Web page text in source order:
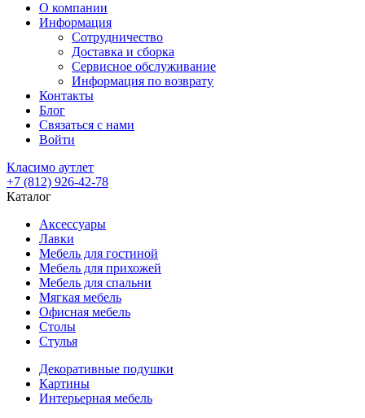
О компании
Информация
Сотрудничество
Доставка и сборка
Сервисное обслуживание
Информация по возврату
Контакты
Блог
Связаться с нами
Войти
Класимо аутлет
+7 (812) 926-42-78
Каталог
Аксессуары
Лавки
Мебель для гостиной
Мебель для прихожей
Мебель для спальни
Мягкая мебель
Офисная мебель
Столы
Стулья
Декоративные подушки
Картины
Интерьерная мебель